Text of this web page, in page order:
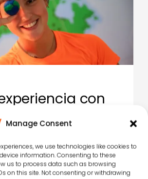
Manage Consent
we use technologies like cookies to
information. Consenting to these
us to process data such as browsing
on this site. Not consenting or withdrawing
con
que va
de las
no es solo una actividad